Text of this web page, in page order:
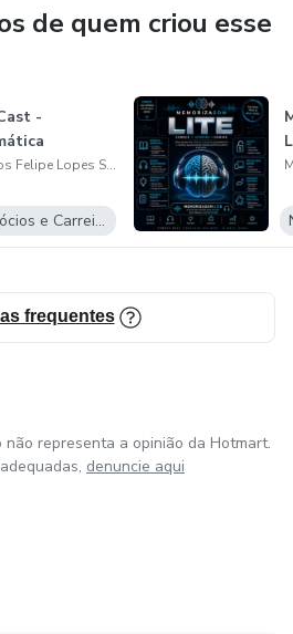
de quem criou esse
-
Marcos Felipe Lopes Santos
Negócios e Carreira
frequentes
representa a opinião da Hotmart.
denuncie aqui